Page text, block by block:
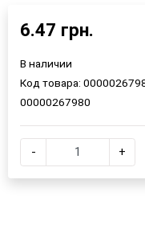
6.47 грн.
В наличии
Код товара:
00000267980
- +